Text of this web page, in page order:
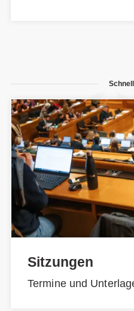
Sitzungen
Termine und